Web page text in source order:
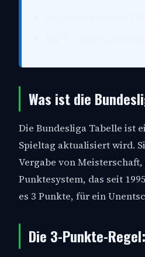
Was ist die
Die Bundesliga Tabelle ist
Spieltag aktualisiert wird.
Vergabe von
Punktesystem, das seit
es 3 Punkte, für ein
Die 3-Punkte-